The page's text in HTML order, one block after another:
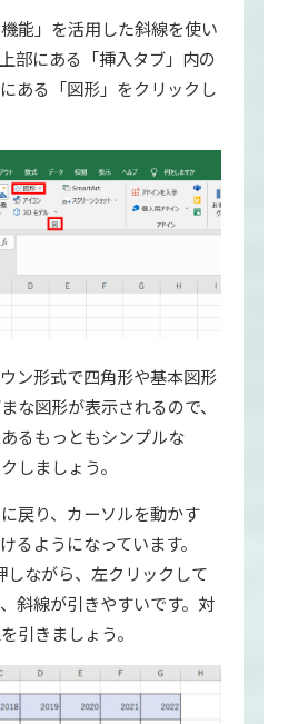
能」を活用した斜線を使い
部にある「挿入タブ」内の
にある「図形」をクリックし
ン形式で四角形や基本図形
な図形が表示されるので、
あるもっともシンプルな
しましょう。
戻り、カーソルを動かす
るようになっています。
しながら、左クリックして
、斜線が引きやすいです。対
引きましょう。